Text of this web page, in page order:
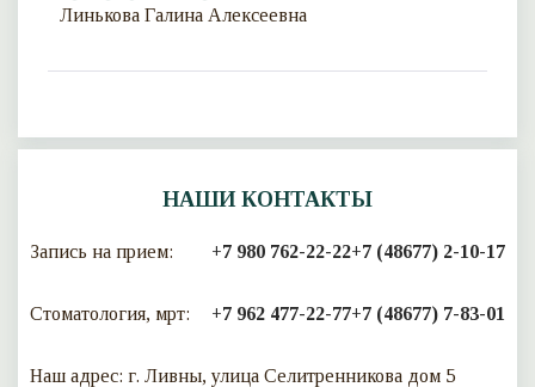
Линькова Галина Алексеевна
НАШИ КОНТАКТЫ
Запись на прием: +7 (48677) 2-10-17
+7 980 762-22-22
Стоматология, мрт: +7 (48677) 7-83-01
+7 962 477-22-77
Наш адрес: г. Ливны, улица Селитренникова дом 5